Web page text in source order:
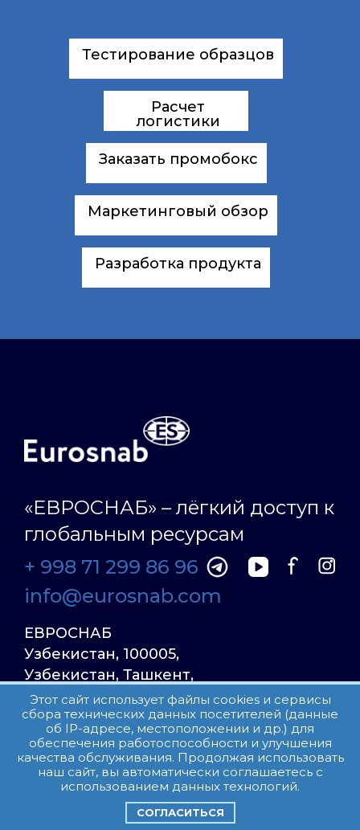
Тестирование образцов
Расчет
логистики
Заказать промобокс
Маркетинговый обзор
Разработка продукта
«ЕВРОСНАБ» – лёгкий доступ к
глобальным ресурсам
+ 998 71 299 86 96
info@eurosnab.com
ЕВРОСНАБ
Узбекистан, 100005,
Узбекистан, Ташкент,
Улица Фаргона Йули
23, дом 31
Все права защищены.
Пользовательское соглашение
Этот сайт использует файлы cookies и сервисы
сбора технических данных посетителей (данные
об IP-адресе, местоположении и др.) для
обеспечения работоспособности и улучшения
качества обслуживания. Продолжая использовать
наш сайт, вы автоматически соглашаетесь с
использованием данных технологий.
СОГЛАСИТЬСЯ